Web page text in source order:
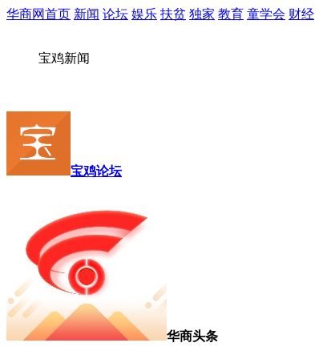
华商网首页 新闻 论坛 娱乐 扶贫 独家 教育 童学会 财经
宝鸡新闻
宝鸡论坛
华商头条